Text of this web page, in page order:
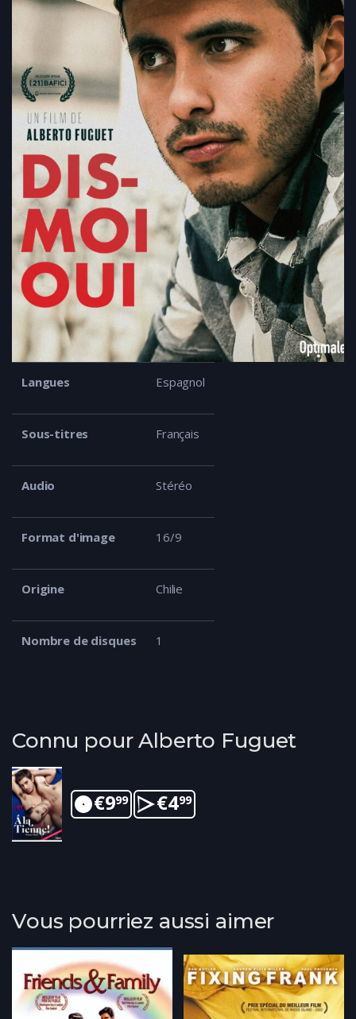
Langues Espagnol
Sous-titres Français
Audio Stéréo
Format d'image 16/9
Origine Chilie
Nombre de disques 1
Connu pour Alberto Fuguet
€999 €499
Vous pourriez aussi aimer